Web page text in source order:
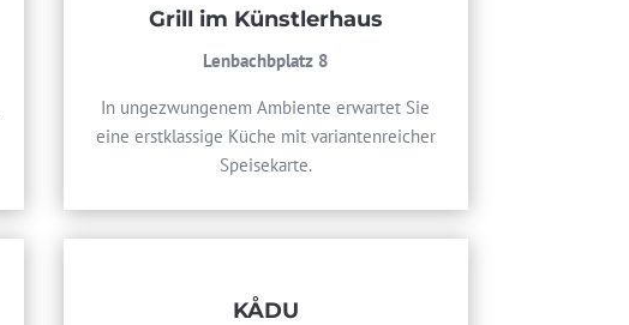
Grill im Künstlerhaus
Lenbachbplatz 8
In ungezwungenem Ambiente erwartet Sie
eine erstklassige Küche mit variantenreicher
Speisekarte.
KÅDU